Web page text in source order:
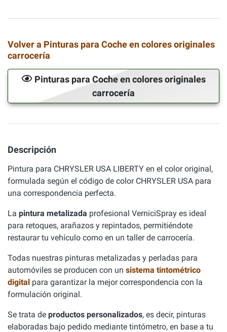
Volver a Pinturas para Coche en colores originales
carrocería
Pinturas para Coche en colores originales
carrocería
Descripción
Pintura para CHRYSLER USA LIBERTY en el color original,
formulada según el código de color CHRYSLER USA para
una correspondencia perfecta.
La pintura metalizada profesional VerniciSpray es ideal
para retoques, arañazos y repintados, permitiéndote
restaurar tu vehículo como en un taller de carrocería.
Todas nuestras pinturas metalizadas y perladas para
automóviles se producen con un sistema tintométrico
digital para garantizar la mejor correspondencia con la
formulación original.
Se trata de productos personalizados, es decir, pinturas
elaboradas bajo pedido mediante tintómetro, en base a tu